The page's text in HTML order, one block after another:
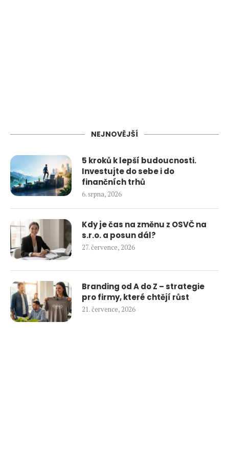
NEJNOVĚJŠÍ
5 kroků k lepší budoucnosti.
Investujte do sebe i do
finančních trhů
6. srpna, 2026
Kdy je čas na změnu z OSVČ na
s.r.o. a posun dál?
27. července, 2026
Branding od A do Z – strategie
pro firmy, které chtějí růst
21. července, 2026